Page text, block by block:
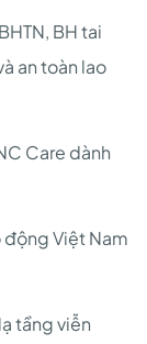
BH tai
an toàn lao
Care dành
động Việt Nam
tầng viễn